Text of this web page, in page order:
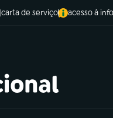
carta de serviço acesso à